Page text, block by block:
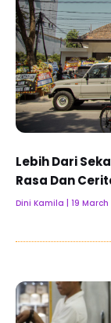
Lebih Dari
Rasa Dan
Dini Kamila 19